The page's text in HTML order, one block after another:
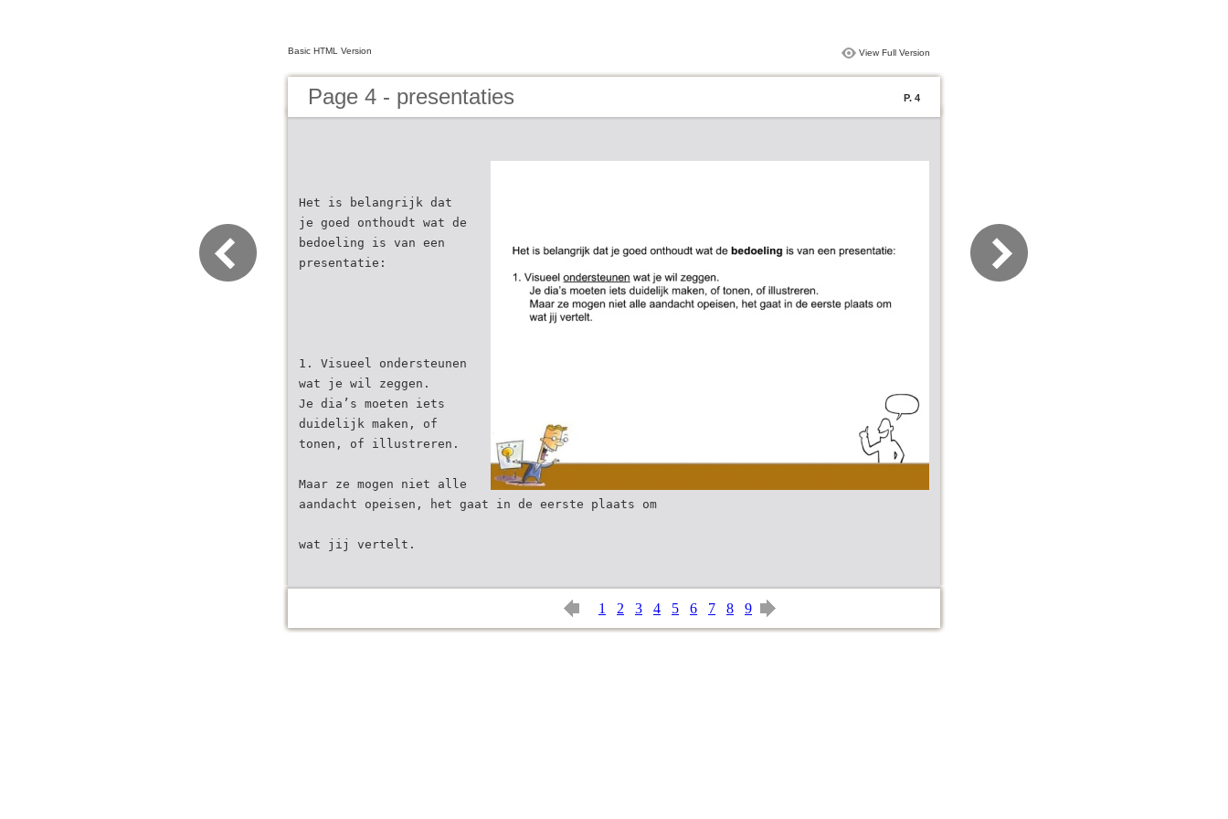
Basic HTML Version View Full Version
Page 4 - presentaties P. 4
Het is belangrijk dat
je goed onthoudt wat de
bedoeling is van een
presentatie:
1. Visueel ondersteunen
wat je wil zeggen.
Je dia’s moeten iets
duidelijk maken, of
tonen, of illustreren.
Maar ze mogen niet alle
aandacht opeisen, het gaat in de eerste plaats om
wat jij vertelt.
1 2 3 4 5 6 7 8 9